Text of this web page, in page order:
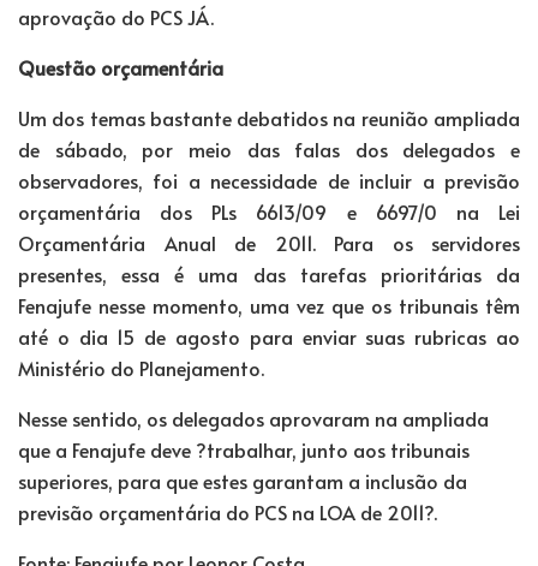
aprovação do PCS JÁ.
Questão orçamentária
Um dos temas bastante debatidos na reunião ampliada
de sábado, por meio das falas dos delegados e
observadores, foi a necessidade de incluir a previsão
orçamentária dos PLs 6613/09 e 6697/0 na Lei
Orçamentária Anual de 2011. Para os servidores
presentes, essa é uma das tarefas prioritárias da
Fenajufe nesse momento, uma vez que os tribunais têm
até o dia 15 de agosto para enviar suas rubricas ao
Ministério do Planejamento.
Nesse sentido, os delegados aprovaram na ampliada
que a Fenajufe deve ?trabalhar, junto aos tribunais
superiores, para que estes garantam a inclusão da
previsão orçamentária do PCS na LOA de 2011?.